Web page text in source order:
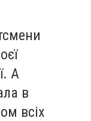
А
в
всіх